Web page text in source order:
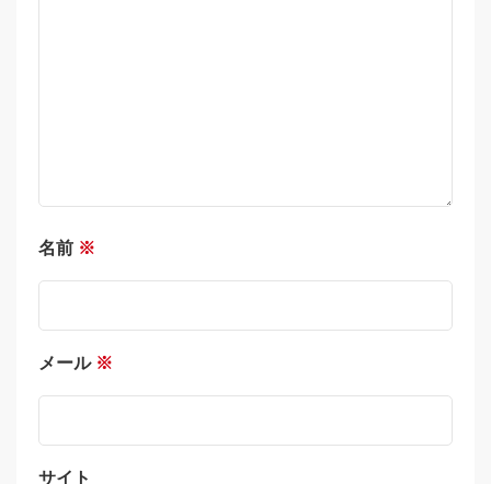
名前 ※
メール ※
サイト